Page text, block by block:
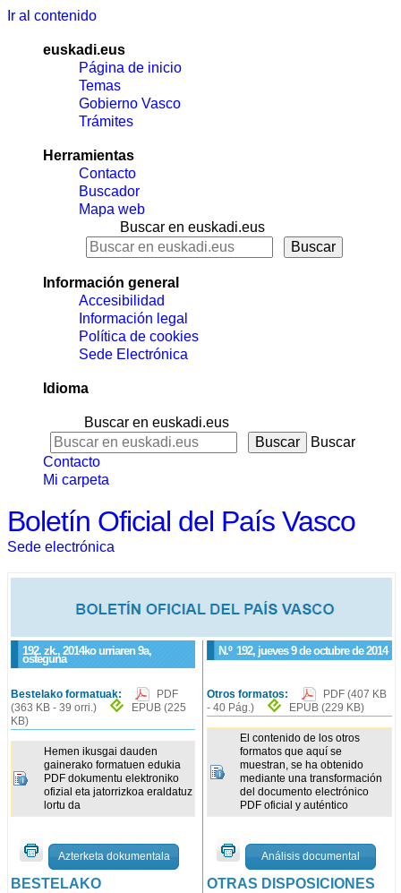
Ir al contenido
euskadi.eus
Página de inicio
Temas
Gobierno Vasco
Trámites
Herramientas
Contacto
Buscador
Mapa web
Buscar en euskadi.eus
Información general
Accesibilidad
Información legal
Política de cookies
Sede Electrónica
Idioma
Buscar en euskadi.eus
Buscar
Contacto
Mi carpeta
Boletín Oficial del País Vasco
Sede electrónica
192. zk., 2014ko urriaren 9a,
osteguna
N.º 192, jueves 9 de octubre de 2014
Bestelako formatuak:
PDF
(363 KB - 39 orri.)
EPUB (225
KB)
Hemen ikusgai dauden
gainerako formatuen edukia
PDF dokumentu elektroniko
ofizial eta jatorrizkoa eraldatuz
lortu da
Azterketa dokumentala
Otros formatos: PDF(407 KB
- 40 Pág.)
EPUB(229 KB)
El contenido de los otros
formatos que aquí se
muestran, se ha obtenido
mediante una transformación
del documento electrónico
PDF oficial y auténtico
Análisis documental
BESTELAKO
OTRAS DISPOSICIONES